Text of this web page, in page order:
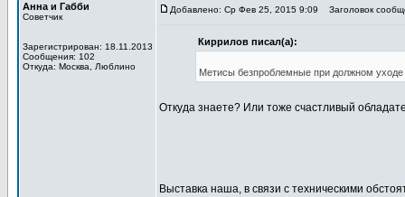
Анна и Габби
Советчик
Зарегистрирован: 18.11.2013
Сообщения: 102
Откуда: Москва, Люблино
Добавлено: Ср Фев 25, 2015 9:09 Заголовок
Киррилов писал(а):
Метисы безпроблемные при должном уходе
Откуда знаете? Или тоже счастливый
Выставка наша, в связи с техническими